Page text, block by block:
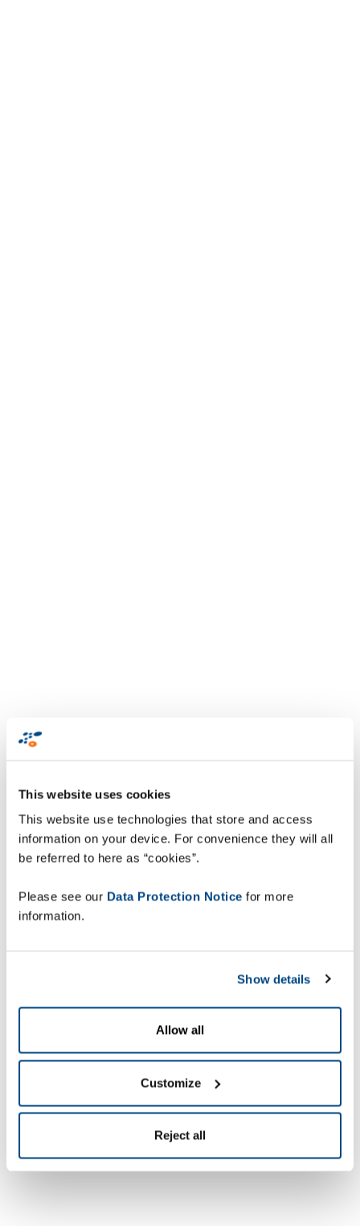
This website uses cookies
This website use technologies that store and access
information on your device. For convenience they will all
be referred to here as “cookies”.
Please see our Data Protection Notice for more
information.
Show details
Allow all
Customize
Reject all